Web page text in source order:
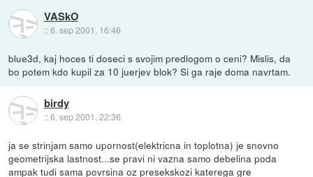
VASkO
::6. sep 2001, 16:46
blue3d, kaj hoces ti doseci s svojim predlogom o ceni? Mislis, da
bo potem kdo kupil za 10 juerjev blok? Si ga raje doma navrtam.
birdy
::6. sep 2001, 22:36
ja se strinjam samo upornost(elektricna in toplotna) je snovno
geometrijska lastnost...se pravi ni vazna samo debelina poda
ampak tudi sama povrsina oz presekskozi katerega gre